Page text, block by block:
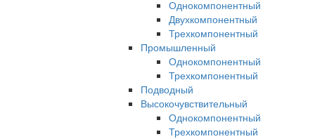
Однокомпонентный
Двухкомпонентный
Трехкомпонентный
Промышленный
Однокомпонентный
Трехкомпонентный
Подводный
Высокочувствительный
Однокомпонентный
Трехкомпонентный